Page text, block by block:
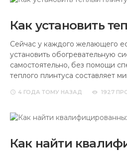
Как установить
Сейчас у каждого желающего
установить обогревательную
самостоятельно, без помощи
теплого плинтуса составляет
4 ГОДА ТОМУ НАЗАД 1927
Как найти